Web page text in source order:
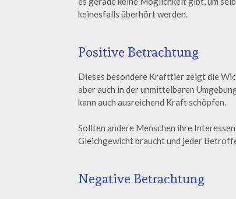
keinesfalls überhört werden.
Positive Betrachtung
Dieses besondere Krafttier zeigt die
aber auch in der unmittelbaren
kann auch ausreichend Kraft schöpfen.
Sollten andere Menschen ihre
Gleichgewicht braucht und jeder
Negative Betrachtung